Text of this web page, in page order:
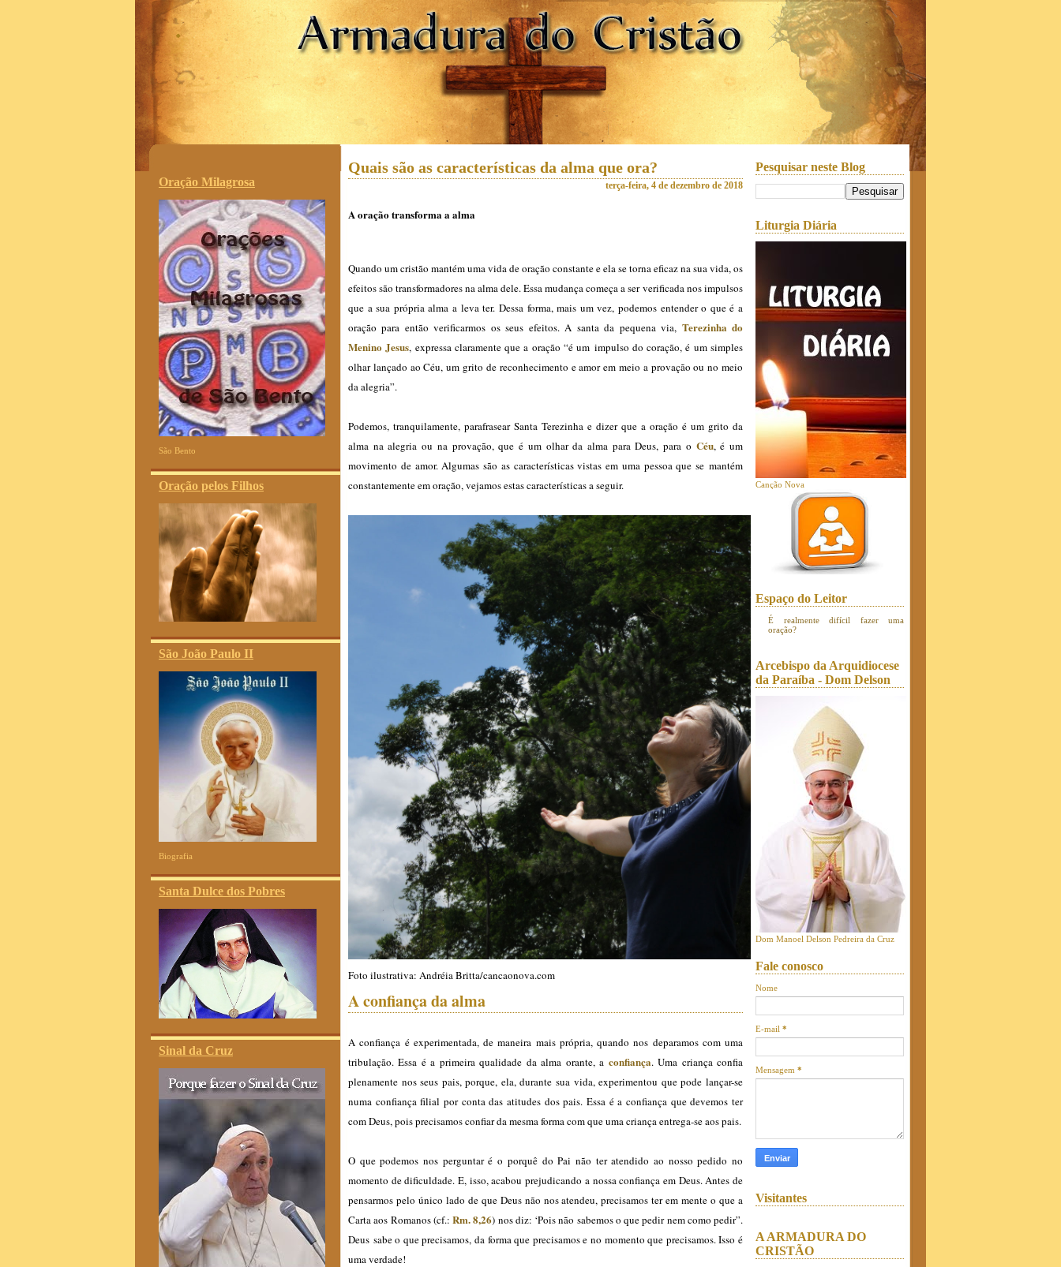
.
Oração Milagrosa
São Bento
Oração pelos Filhos
São João Paulo II
Biografia
Santa Dulce dos Pobres
Sinal da Cruz
Quais são as características da alma que ora?
terça-feira, 4 de dezembro de 2018
A oração transforma a alma
Quando um cristão mantém uma vida de oração constante e ela se torna eficaz na sua vida, os
efeitos são transformadores na alma dele. Essa mudança começa a ser verificada nos impulsos
que a sua própria alma a leva ter. Dessa forma, mais um vez, podemos entender o que é a
oração para então verificarmos os seus efeitos. A santa da pequena via, Terezinha do
Menino Jesus, expressa claramente que a oração “é um impulso do coração, é um simples
olhar lançado ao Céu, um grito de reconhecimento e amor em meio a provação ou no meio
da alegria”.
Podemos, tranquilamente, parafrasear Santa Terezinha e dizer que a oração é um grito da
alma na alegria ou na provação, que é um olhar da alma para Deus, para o Céu, é um
movimento de amor. Algumas são as características vistas em uma pessoa que se mantém
constantemente em oração, vejamos estas características a seguir.
Foto ilustrativa: Andréia Britta/cancaonova.com
A confiança da alma
A confiança é experimentada, de maneira mais própria, quando nos deparamos com uma
tribulação. Essa é a primeira qualidade da alma orante, a confiança. Uma criança confia
plenamente nos seus pais, porque, ela, durante sua vida, experimentou que pode lançar-se
numa confiança filial por conta das atitudes dos pais. Essa é a confiança que devemos ter
com Deus, pois precisamos confiar da mesma forma com que uma criança entrega-se aos pais.
O que podemos nos perguntar é o porquê do Pai não ter atendido ao nosso pedido no
momento de dificuldade. E, isso, acabou prejudicando a nossa confiança em Deus. Antes de
pensarmos pelo único lado de que Deus não nos atendeu, precisamos ter em mente o que a
Carta aos Romanos (cf.: Rm. 8,26) nos diz: ‘Pois não sabemos o que pedir nem como pedir”.
Deus sabe o que precisamos, da forma que precisamos e no momento que precisamos. Isso é
uma verdade!
Pesquisar neste Blog
Liturgia Diária
Canção Nova
Espaço do Leitor
É realmente difícil fazer uma
oração?
Arcebispo da Arquidiocese
da Paraíba - Dom Delson
Dom Manoel Delson Pedreira da Cruz
Fale conosco
Nome
E-mail *
Mensagem *
Visitantes
A ARMADURA DO
CRISTÃO